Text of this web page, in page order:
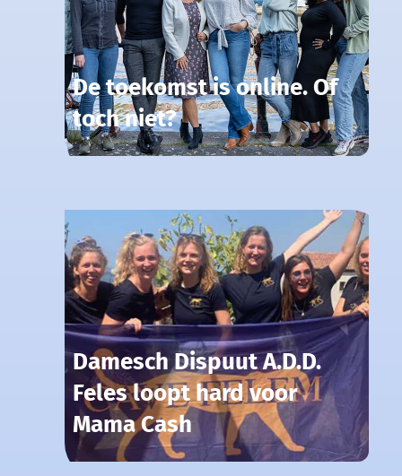
De toekomst is online. Of
toch niet?
Damesch Dispuut A.D.D.
Feles loopt hard voor
Mama Cash